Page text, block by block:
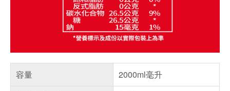
容量
2000ml毫升